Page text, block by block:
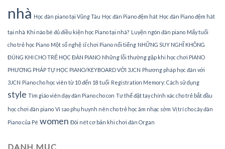
nhà Học đàn piano tại Vũng Tàu Học đàn Piano đệm hát Học đàn Piano đệm hát
tại nhà Khi nào bé đủ điều kiện học Piano tại nhà? Luyện ngón đàn piano Mấy tuổi
cho trẻ học Piano Một số nghệ sĩ chơi Piano nổi tiếng NHỮNG SUY NGHĨ KHÔNG
ĐÚNG KHI CHO TRẺ HỌC ĐÀN PIANO Những lỗi thường gặp khi học chơi PIANO
PHƯƠNG PHÁP TỰ HỌC PIANO/KEYBOARD VỚI 3JCN Phương pháp học đàn với
3JCN Piano cho học viên từ 10 đến 18 tuổi Registration Memory: Cách sử dụng
style Tìm giáo viên dạy đàn Piano cho con Tư thế đặt tay chính xác cho trẻ bắt đầu
học chơi đàn piano Vì sao phụ huynh nên cho trẻ học âm nhạc sớm Vị trí cho cây đàn
Piano của Pé women Đôi nét cơ bản khi chơi đàn Organ
DANH MỤC